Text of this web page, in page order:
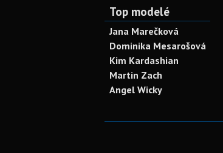
Top modelé
Jana Marečková
Dominika Mesarošová
Kim Kardashian
Martin Zach
Angel Wicky